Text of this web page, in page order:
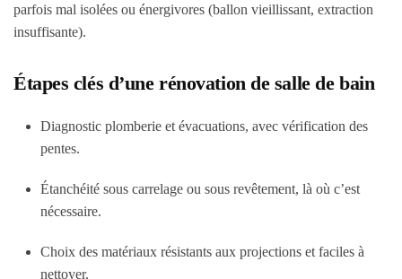
parfois mal isolées ou énergivores (ballon vieillissant, extraction
insuffisante).
Étapes clés d’une rénovation de salle de bain
Diagnostic plomberie et évacuations, avec vérification des
pentes.
Étanchéité sous carrelage ou sous revêtement, là où c’est
nécessaire.
Choix des matériaux résistants aux projections et faciles à
nettoyer.